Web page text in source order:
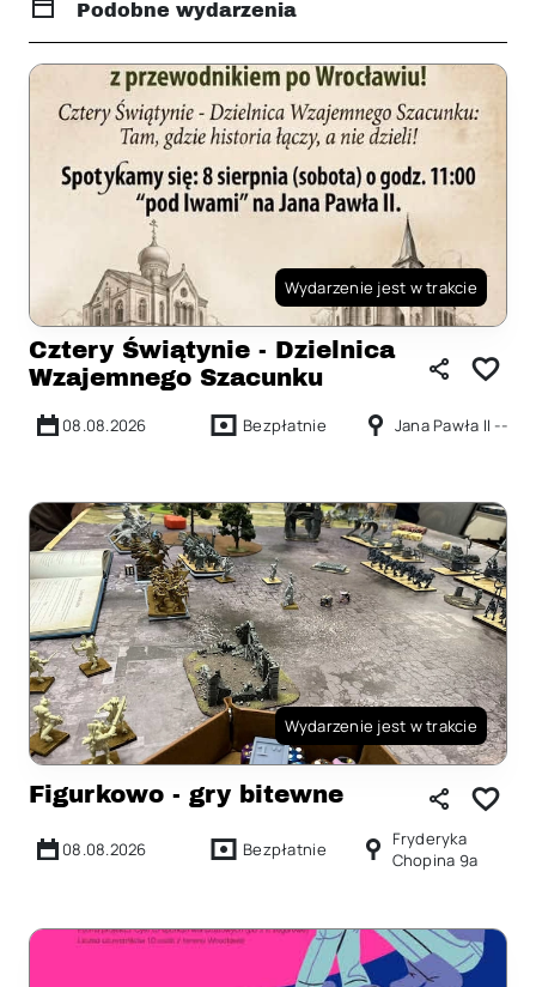
Podobne wydarzenia
Wydarzenie jest w trakcie
Cztery Świątynie - Dzielnica
Wzajemnego Szacunku
08.08.2026 Bezpłatnie Jana Pawła II --
Wydarzenie jest w trakcie
Figurkowo - gry bitewne
08.08.2026 Bezpłatnie
Fryderyka
Chopina 9a